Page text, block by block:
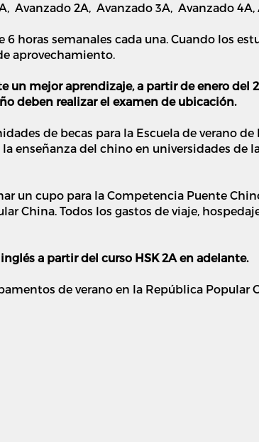
Avanzado 2A, Avanzado 3A, Avanzado 4A,
horas semanales cada una. Cuando los
aprovechamiento.
mejor aprendizaje, a partir de enero del
deben realizar el examen de ubicación.
de becas para la Escuela de verano de
enseñanza del chino en universidades de
un cupo para la Competencia Puente
China. Todos los gastos de viaje,
a partir del curso HSK 2A en adelante.
de verano en la República Popular